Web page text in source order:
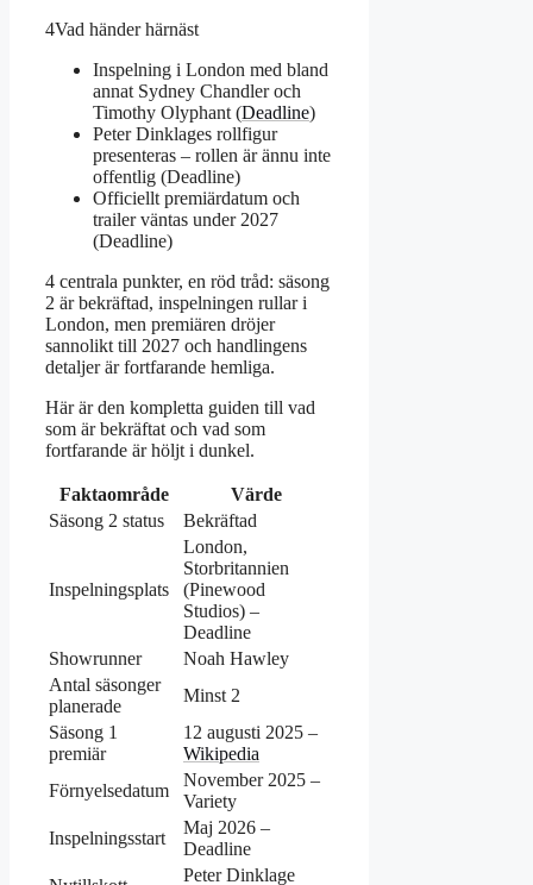
4Vad händer härnäst
Inspelning i London med bland
annat Sydney Chandler och
Timothy Olyphant (Deadline)
Peter Dinklages rollfigur
presenteras – rollen är ännu inte
offentlig (Deadline)
Officiellt premiärdatum och
trailer väntas under 2027
(Deadline)
4 centrala punkter, en röd tråd: säsong
2 är bekräftad, inspelningen rullar i
London, men premiären dröjer
sannolikt till 2027 och handlingens
detaljer är fortfarande hemliga.
Här är den kompletta guiden till vad
som är bekräftat och vad som
fortfarande är höljt i dunkel.
Faktaområde
Värde
Säsong 2 status
Bekräftad
Inspelningsplats
London,
Storbritannien
(Pinewood
Studios) –
Deadline
Showrunner
Noah Hawley
Antal säsonger
planerade
Minst 2
Säsong 1
premiär
12 augusti 2025 –
Wikipedia
Förnyelsedatum
November 2025 –
Variety
Inspelningsstart
Maj 2026 –
Deadline
Peter Dinklage